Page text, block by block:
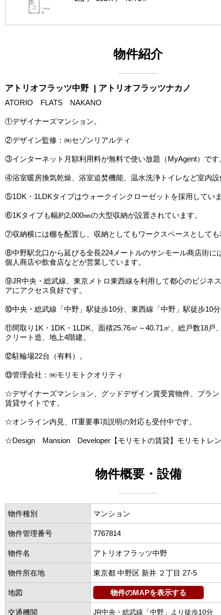
物件紹介
アトリオフラッツ中野 | アトリオフラッツナカノ
ATORIO FLATS NAKANO
①デザイナーズマンション。
②デザイン監修：㈱セゾンリアルティ
③インターネット月額利用料が無料で使い放題（MyAgent）です
④浴室暖房換気乾燥、浴室追焚機能、温水洗浄トイレなど室内設
⑤1DK・1LDKタイプはウォークインクローゼットを採用してい
⑥1Kタイプも幅約2,000㎜の大型収納が設置されています。
⑦収納横には棚を配置し、収納としてもワークスペースとして
⑧中野駅北口から延びる全長224メートルのサンモール商店街に
個人商店や飲食店などが営業しています。
⑨JR中央・総武線、東京メトロ東西線を利用して都心のビジネ
アにアクセス良好です。
⑩中央・総武線「中野」駅徒歩10分、東西線「中野」駅徒歩10
⑪間取り1K・1DK・1LDK、面積25.76㎡～40.71㎡、総戸数18戸
クリート造、地上4階建。
⑫駐輪場22台（有料）。
⑬管理会社：㈱モリモトクオリティ
☆デザイナーズマンション、グッドデザイン賞受賞物件、ブラ
賃貸サイトです。
☆オンライン内見、IT重要事項説明の対応も受付中です。
☆Design Mansion Developer【モリモトの賃貸】モリモトレ
物件概要・設備
物件種別 マンション
物件管理番号 7767814
物件名 アトリオフラッツ中野
物件所在地 東京都 中野区 新井 ２丁目 27-5
地図 物件のMAPを表示する
交通機関 JR中央・総武線「中野」より徒歩10分